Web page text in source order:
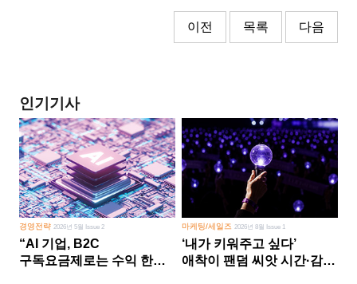
이전 목록 다음
인기기사
경영전략 2026년 5월 Issue 2
“AI 기업, B2C
구독요금제로는 수익 한계
마케팅/세일즈 2026년 8월 Issue 1
‘내가 키워주고 싶다’
애착이 팬덤 씨앗 시간·감정